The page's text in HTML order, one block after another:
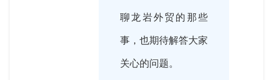
聊龙岩外贸的那些
事，也期待解答大家
关心的问题。